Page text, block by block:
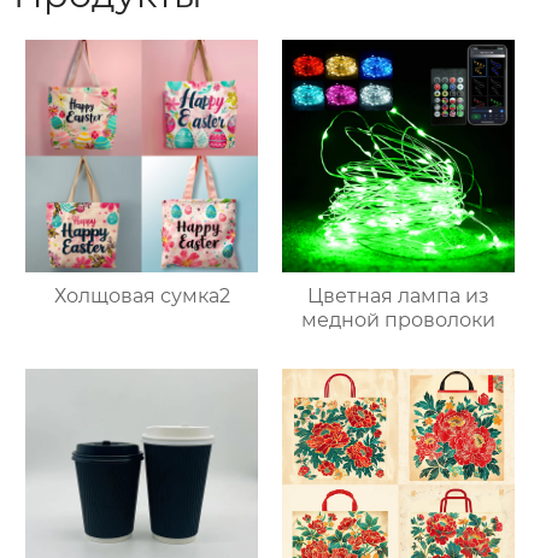
Холщовая сумка2
Цветная лампа из
медной проволоки